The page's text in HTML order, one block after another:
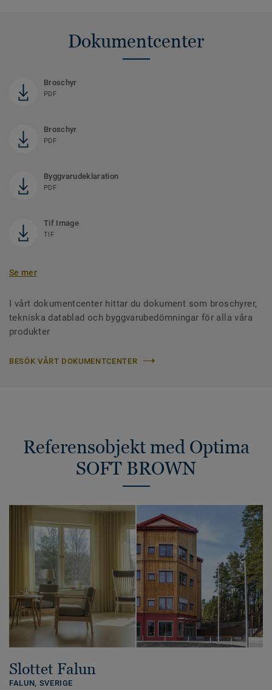
Dokumentcenter
Broschyr
PDF
Broschyr
PDF
Byggvarudeklaration
PDF
Tif Image
TIF
Se mer
I vårt dokumentcenter hittar du dokument som broschyrer,
tekniska datablad och byggvarubedömningar för alla våra
produkter
BESÖK VÅRT DOKUMENTCENTER
Referensobjekt med Optima
SOFT BROWN
Slottet Falun
FALUN, SVERIGE